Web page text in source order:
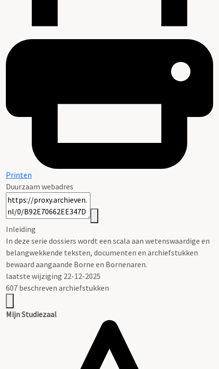
Printen
Duurzaam webadres
Inleiding
In deze serie dossiers wordt een scala aan wetenswaardige en
belangwekkende teksten, documenten en archiefstukken
bewaard aangaande Borne en Bornenaren.
laatste wijziging 22-12-2025
607 beschreven archiefstukken
Mijn Studiezaal